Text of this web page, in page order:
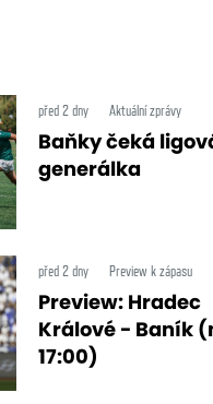
před 2 dny Aktuální zprávy
Baňky čeká
generálka
před 2 dny Preview k zápasu
Preview: Hradec
Králové - Baník
17:00)